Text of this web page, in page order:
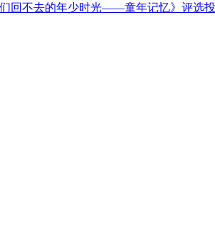
回不去的年少时光——童年记忆》评选